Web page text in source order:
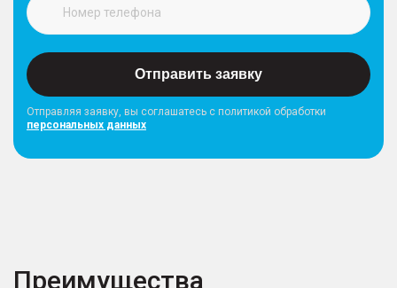
Отправить заявку
Отправляя заявку, вы соглашатесь с политикой обработки
персональных данных
Преимущества